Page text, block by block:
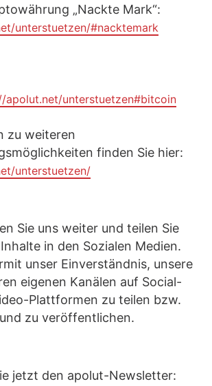
„Nackte Mark“:
unterstuetzen/#nacktemark
apolut.net/unterstuetzen#bitcoin
zu weiteren
finden Sie hier:
unterstuetzen/
Sie uns weiter und teilen Sie
in den Sozialen Medien.
unser Einverständnis, unsere
eigenen Kanälen auf Social-
Plattformen zu teilen bzw.
zu veröffentlichen.
jetzt den apolut-Newsletter: